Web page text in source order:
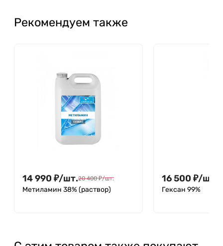
Рекомендуем также
14 990 ₽/шт.20 400 ₽/шт.
Метиламин 38% (раствор)
16 500 ₽/шт.
Гексан 99%